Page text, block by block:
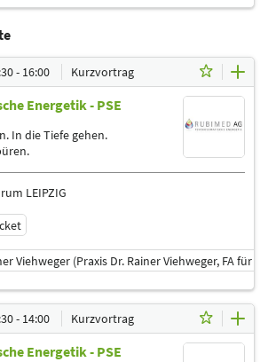
- 16:00 Kurzvortrag
Energetik - PSE
In die Tiefe gehen.
LEIPZIG
Viehweger (Praxis Dr. Rainer Viehweger, FA für
15:30 - 16:00
Viehweger (Praxis Dr. Rainer Viehweger,
- 14:00 Kurzvortrag
Energetik - PSE